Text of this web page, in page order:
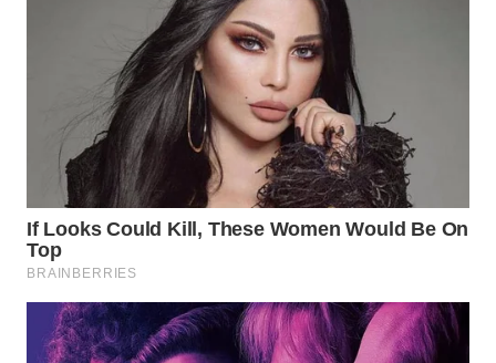
CIANJUR
WN
KEPULAUAN
SERIBU
WN
WN